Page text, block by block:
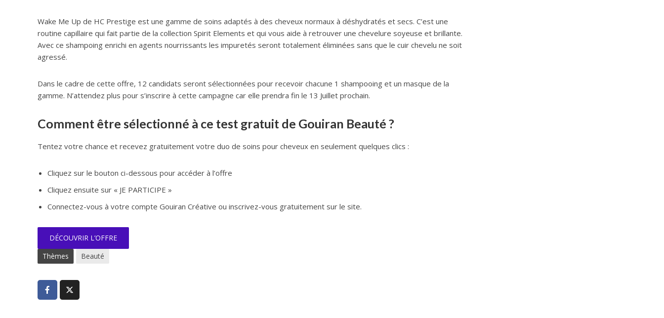
Wake Me Up de HC Prestige est une gamme de soins adaptés à des cheveux normaux à déshydratés et secs. C’est une
routine capillaire qui fait partie de la collection Spirit Elements et qui vous aide à retrouver une chevelure soyeuse et brillante.
Avec ce shampoing enrichi en agents nourrissants les impuretés seront totalement éliminées sans que le cuir chevelu ne soit
agressé.
Dans le cadre de cette offre, 12 candidats seront sélectionnées pour recevoir chacune 1 shampooing et un masque de la
gamme. N’attendez plus pour s’inscrire à cette campagne car elle prendra fin le 13 Juillet prochain.
Comment être sélectionné à ce test gratuit de Gouiran Beauté ?
Tentez votre chance et recevez gratuitement votre duo de soins pour cheveux en seulement quelques clics :
Cliquez sur le bouton ci-dessous pour accéder à l’offre
Cliquez ensuite sur « JE PARTICIPE »
Connectez-vous à votre compte Gouiran Créative ou inscrivez-vous gratuitement sur le site.
DÉCOUVRIR L’OFFRE
Thèmes
Beauté